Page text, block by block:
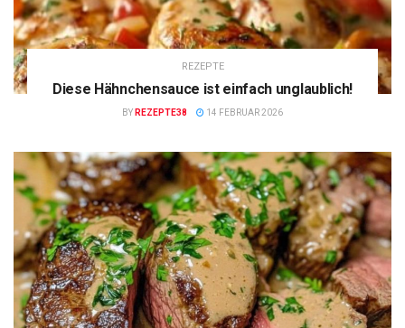
REZEPTE
Diese Hähnchensauce ist einfach unglaublich!
BY REZEPTE38 14 FEBRUAR 2026